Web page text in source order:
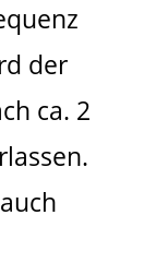
der
ca. 2